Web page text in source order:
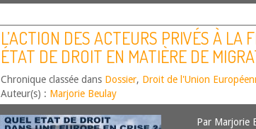
L’ACTION DES ACTEURS PRIVÉS À LA
ÉTAT DE DROIT EN MATIÈRE DE
Chronique classée dans Dossier, Droit de l'Union
Auteur(s) : Marjorie Beulay
Par Marjorie